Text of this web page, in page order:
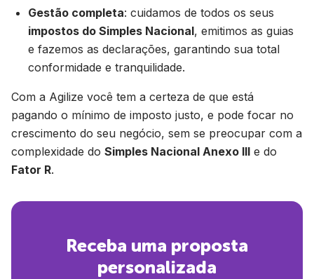
Gestão completa: cuidamos de todos os seus
impostos do Simples Nacional, emitimos as guias
e fazemos as declarações, garantindo sua total
conformidade e tranquilidade.
Com a Agilize você tem a certeza de que está
pagando o mínimo de imposto justo, e pode focar no
crescimento do seu negócio, sem se preocupar com a
complexidade do Simples Nacional Anexo III e do
Fator R.
Receba uma proposta
personalizada